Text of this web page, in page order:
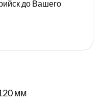
до Вашего
мм